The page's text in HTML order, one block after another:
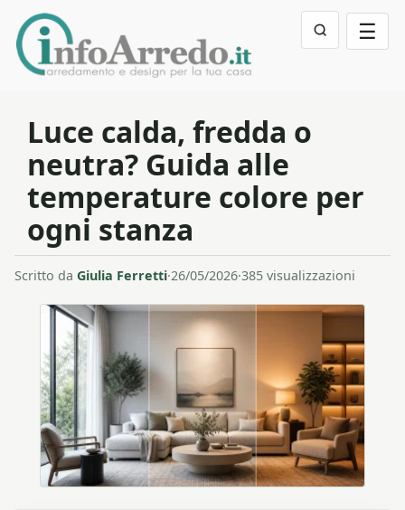
☰
Luce calda, fredda o
neutra? Guida alle
temperature colore per
ogni stanza
Scritto da Giulia Ferretti·26/05/2026·385 visualizzazioni